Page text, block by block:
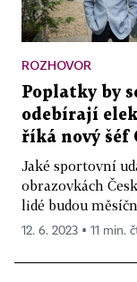
ROZHOVOR
Poplatky by
odebírají
říká nový šéf
Jaké sportovní
obrazovkách
lidé budou
12. 6. 2023 ▪ 11 min.